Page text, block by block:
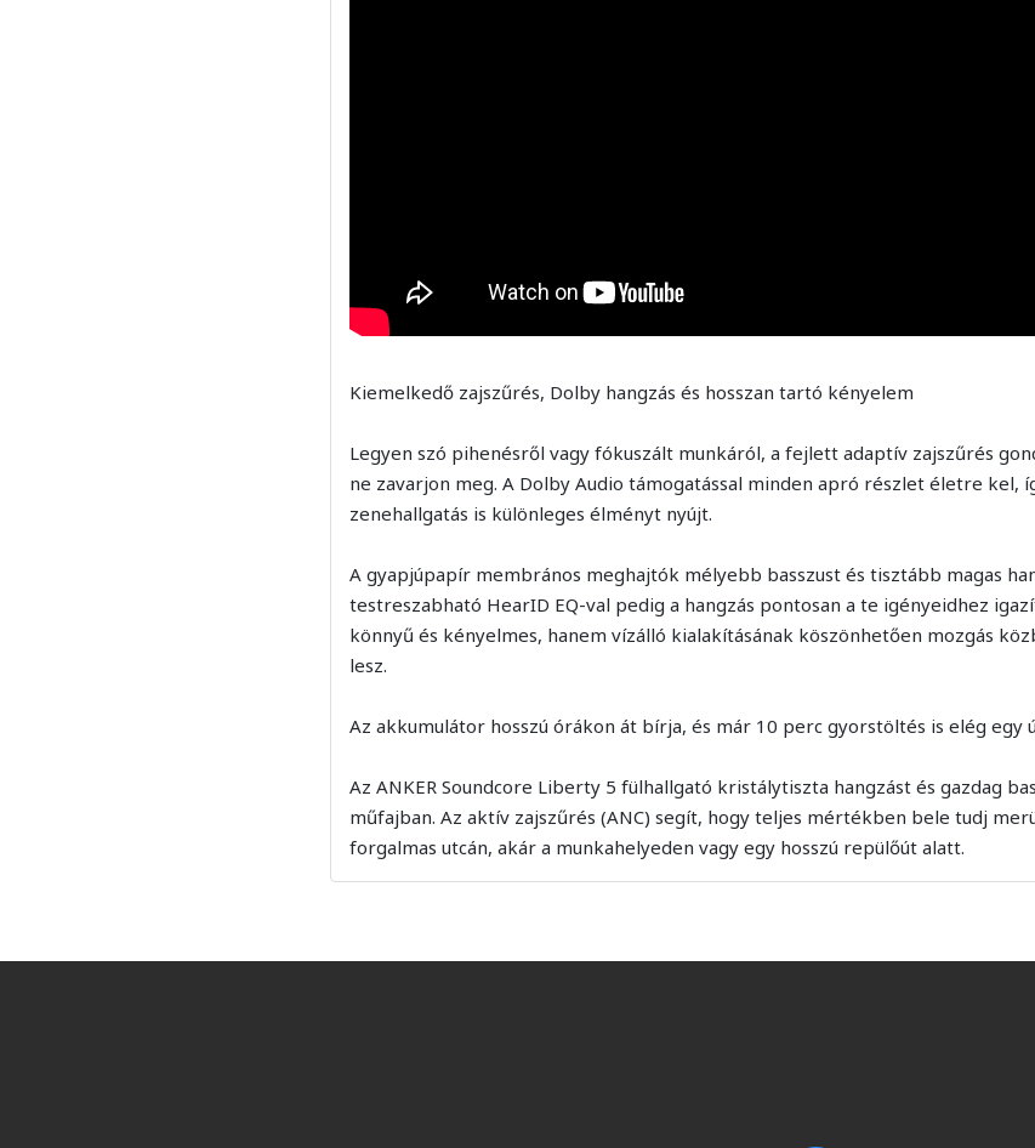
Kiemelkedő zajszűrés, Dolby hangzás és hosszan tartó kényelem
Legyen szó pihenésről vagy fókuszált munkáról, a fejlett adaptív zajszűrés
ne zavarjon meg. A Dolby Audio támogatással minden apró részlet életre kel,
zenehallgatás is különleges élményt nyújt.
A gyapjúpapír membrános meghajtók mélyebb basszust és tisztább magas
testreszabható HearID EQ-val pedig a hangzás pontosan a te igényeidhez
könnyű és kényelmes, hanem vízálló kialakításának köszönhetően mozgás
lesz.
Az akkumulátor hosszú órákon át bírja, és már 10 perc gyorstöltés is elég egy
Az ANKER Soundcore Liberty 5 fülhallgató kristálytiszta hangzást és gazdag
műfajban. Az aktív zajszűrés (ANC) segít, hogy teljes mértékben bele tudj
forgalmas utcán, akár a munkahelyeden vagy egy hosszú repülőút alatt.